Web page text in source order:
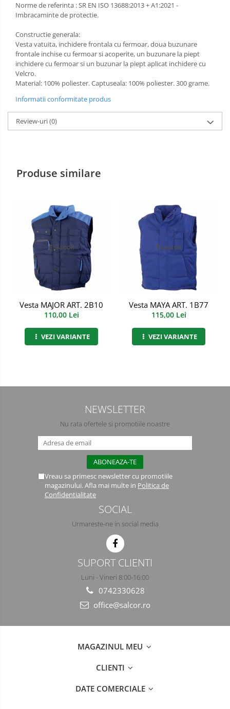
Manusi piele
Manusi PVC
Manusi textil
Manusi tricot impregnat
Manusi zale
Imbracaminte Outdoor
Caciuli
Antifoane
Semimasti
Ochelari
Norme de referinta : SR EN ISO 13688:2013 + A1:2021 -
Imbracaminte de protectie.
Constructie generala:
Vesta vatuita, inchidere frontala cu fermoar, doua buzunare
frontale inchise cu fermoar si acoperite, un buzunare la piept
inchidere cu fermoar si un buzunar la piept aplicat inchidere cu
Velcro.
Material: 100% poliester. Captuseala: 100% poliester. 300 grame.
Informatii conformitate produs
Review-uri(0)
Produse similare
Vesta MAJOR ART. 2B10
110,00 Lei
VEZI VARIANTE
Vesta MAYA ART. 1B77
115,00 Lei
VEZI VARIANTE
NEWSLETTER
Nu rata ofertele si promotiile noastre
Vreau sa primesc newsletter cu promotiile
magazinului. Afla mai multe in Politica de
Confidentialitate
SOCIAL
Urmareste-ne in social media
SUPORT CLIENTI
Luni - Vineri 8:00-16:00
0742330628
office@salcor.ro
MAGAZINUL MEU
CLIENTI
DATE COMERCIALE